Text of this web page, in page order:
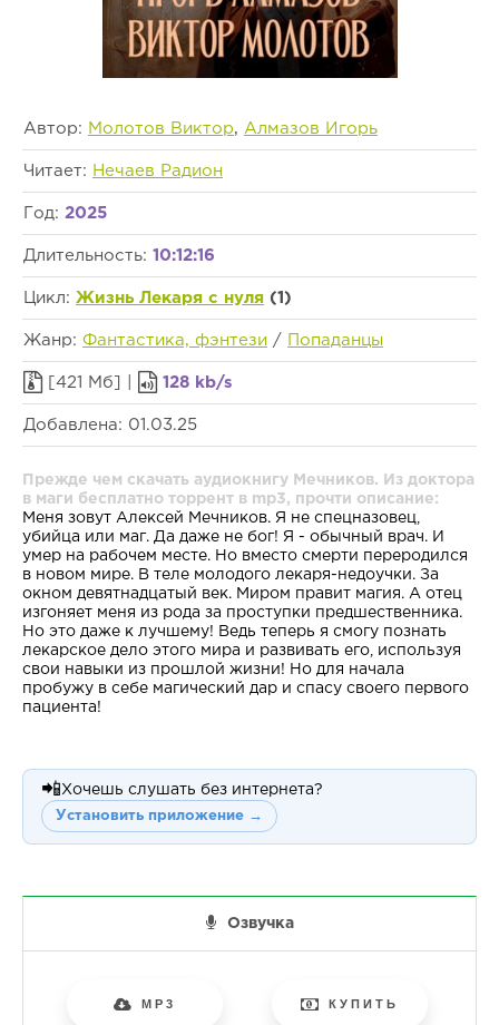
Автор: Молотов Виктор, Алмазов Игорь
Читает: Нечаев Радион
Год: 2025
Длительность: 10:12:16
Цикл: Жизнь Лекаря с нуля (1)
Жанр: Фантастика, фэнтези / Попаданцы
[421 Мб] | 128 kb/s
Добавлена: 01.03.25
Прежде чем скачать аудиокнигу Мечников. Из доктора
в маги бесплатно торрент в mp3, прочти описание:
Меня зовут Алексей Мечников. Я не спецназовец,
убийца или маг. Да даже не бог! Я - обычный врач. И
умер на рабочем месте. Но вместо смерти переродился
в новом мире. В теле молодого лекаря-недоучки. За
окном девятнадцатый век. Миром правит магия. А отец
изгоняет меня из рода за проступки предшественника.
Но это даже к лучшему! Ведь теперь я смогу познать
лекарское дело этого мира и развивать его, используя
свои навыки из прошлой жизни! Но для начала
пробужу в себе магический дар и спасу своего первого
пациента!
📲 Хочешь слушать без интернета?
Установить приложение →
Озвучка
MP3 КУПИТЬ